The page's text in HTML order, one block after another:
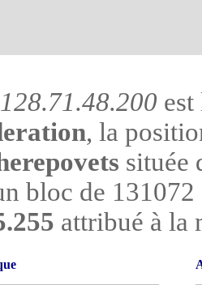
128.71.48.200
, la
située
bloc de 131072
attribué à la